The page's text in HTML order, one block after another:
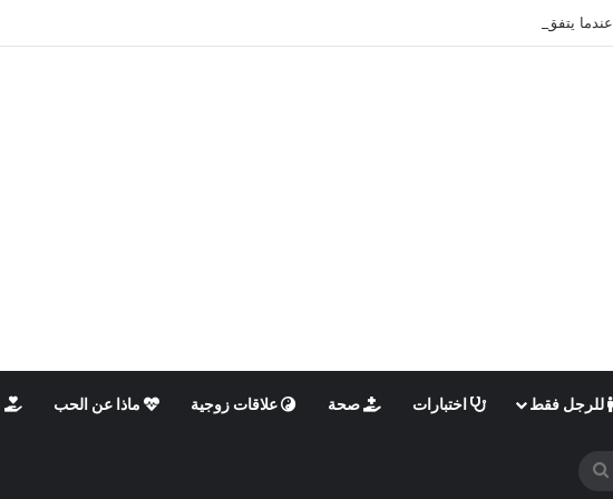
عندما يتفق الجانبان الذكوري والأنثوي داخلنا، ما الذي يحدث؟
للرجل فقط اختبارات صحة علاقات زوجية ماذا عن الحب